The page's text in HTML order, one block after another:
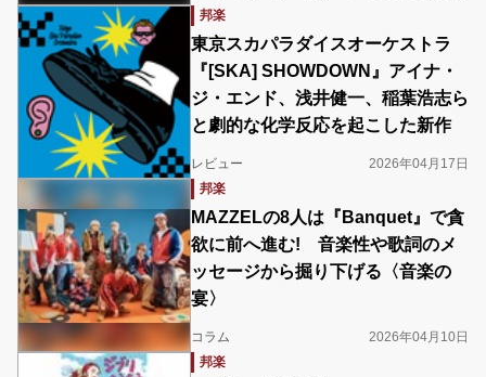
邦楽
東京スカパラダイスオーケストラ
『[SKA] SHOWDOWN』アイナ・
ジ・エンド、浅井健一、稲葉浩志ら
と劇的な化学反応を起こした新作
レビュー
2026年04月17日
邦楽
MAZZELの8人は『Banquet』で貪
欲に前へ進む! 音楽性や歌詞のメ
ッセージから掘り下げる〈音楽の
宴〉
コラム
2026年04月10日
邦楽